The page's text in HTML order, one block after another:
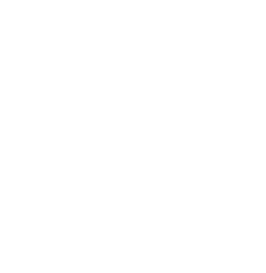
이 다를 수 있으니, 예약 시 확인 부탁드립니다.)